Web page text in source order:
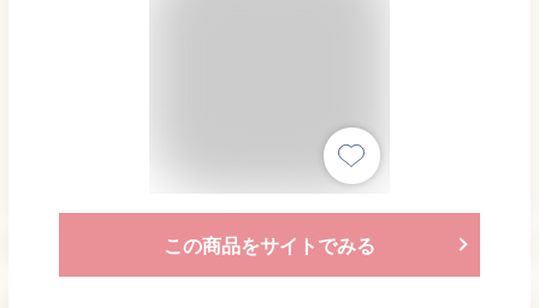
この商品をサイトでみる